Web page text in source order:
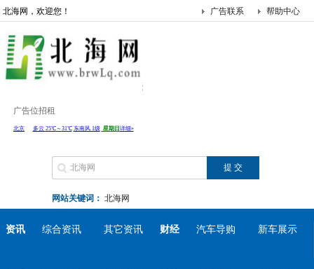
北海网，欢迎您！ 帮助中心
广告联系
广告位招租
网站关键词： 北海网
资讯 综合资讯 其它资讯 财经 汽车导购 新车展示